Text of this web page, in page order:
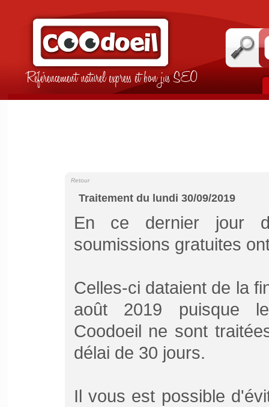
Référencement naturel express et bon jus SEO
Traitement du lundi 30/09/2019
Retour
En ce dernier jour
soumissions gratuites
Celles-ci dataient de la
août 2019 puisque
Coodoeil ne sont
délai de 30 jours.
Il vous est possible